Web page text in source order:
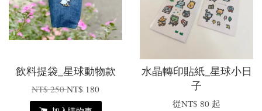
飲料提袋_星球動物款
NT$ 250NT$ 180
水晶轉印貼紙_星球小日
子
從NT$ 80 起